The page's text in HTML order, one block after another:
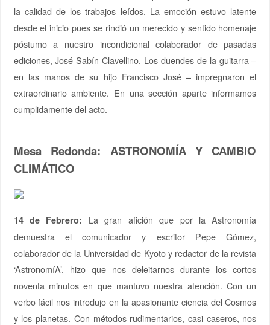
la calidad de los trabajos leídos. La emoción estuvo latente
desde el inicio pues se rindió un merecido y sentido homenaje
póstumo a nuestro incondicional colaborador de pasadas
ediciones, José Sabín Clavellino, Los duendes de la guitarra –
en las manos de su hijo Francisco José – impregnaron el
extraordinario ambiente. En una sección aparte informamos
cumplidamente del acto.
Mesa Redonda: ASTRONOMÍA Y CAMBIO
CLIMÁTICO
14 de Febrero: La gran afición que por la Astronomía
demuestra el comunicador y escritor Pepe Gómez,
colaborador de la Universidad de Kyoto y redactor de la revista
‘AstronomíA’, hizo que nos deleitarnos durante los cortos
noventa minutos en que mantuvo nuestra atención. Con un
verbo fácil nos introdujo en la apasionante ciencia del Cosmos
y los planetas. Con métodos rudimentarios, casi caseros, nos